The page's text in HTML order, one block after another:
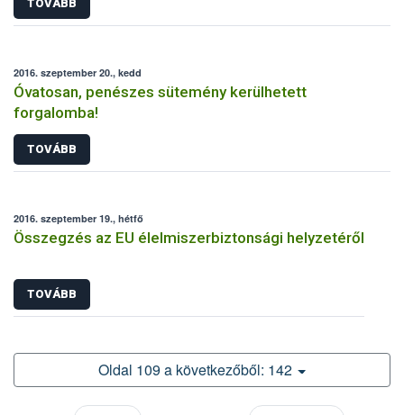
TOVÁBB
2016. szeptember 20., kedd
Óvatosan, penészes sütemény kerülhetett
forgalomba!
TOVÁBB
2016. szeptember 19., hétfő
Összegzés az EU élelmiszerbiztonsági helyzetéről
TOVÁBB
Oldal 109 a következőből: 142